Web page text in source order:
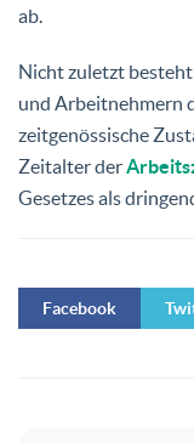
ab.
Nicht zuletzt
und Arbeitnehmern
zeitgenössische
Zeitalter der
Gesetzes als
Facebook